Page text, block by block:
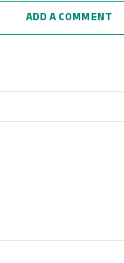
ADD A COMMENT